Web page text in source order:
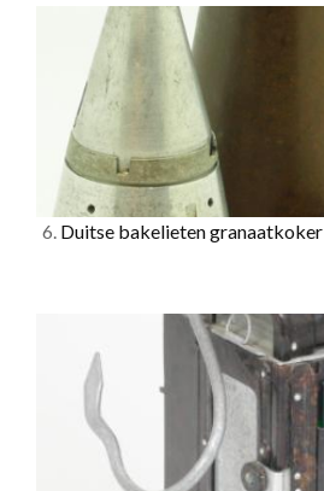
6. Duitse bakelieten granaatkoker